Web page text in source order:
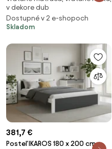
roštom, Matrac: Matrac
SOMMERA 18 cm
v dekore dub
Dostupné v 2 e-shopoch
Skladom
381,7 €
Posteľ IKAROS 180 x 200 cm,